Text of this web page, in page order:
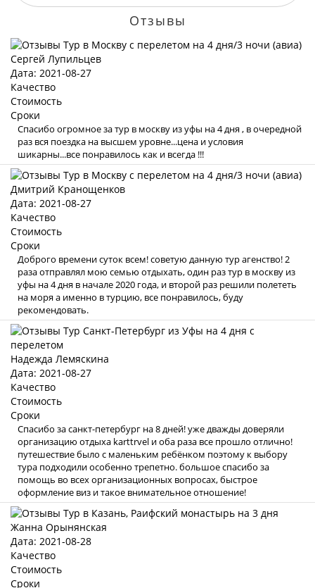
Отзывы
Сергей Лупильцев
Дата: 2021-08-27
Качество
Стоимость
Сроки
Спасибо огромное за тур в москву из уфы на 4 дня , в очередной
раз вся поездка на высшем уровне...цена и условия
шикарны...все понравилось как и всегда !!!
Дмитрий Кранощенков
Дата: 2021-08-27
Качество
Стоимость
Сроки
Доброго времени суток всем! советую данную тур агенство! 2
раза отправлял мою семью отдыхать, один раз тур в москву из
уфы на 4 дня в начале 2020 года, и второй раз решили полететь
на моря а именно в турцию, все понравилось, буду
рекомендовать.
Надежда Лемяскина
Дата: 2021-08-27
Качество
Стоимость
Сроки
Спасибо за санкт-петербург на 8 дней! уже дважды доверяли
организацию отдыха karttrvel и оба раза все прошло отлично!
путешествие было с маленьким ребёнком поэтому к выбору
тура подходили особенно трепетно. большое спасибо за
помощь во всех организационных вопросах, быстрое
оформление виз и такое внимательное отношение!
Жанна Орынянская
Дата: 2021-08-28
Качество
Стоимость
Сроки